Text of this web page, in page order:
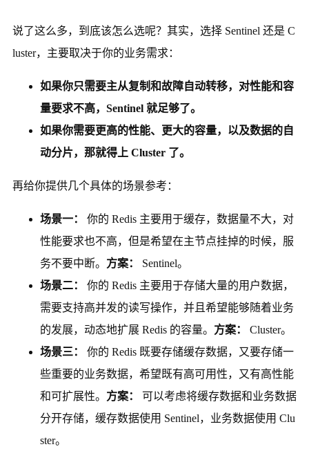
说了这么多，到底该怎么选呢？其实，选择 Sentinel 还是 C
luster，主要取决于你的业务需求：
如果你只需要主从复制和故障自动转移，对性能和容
量要求不高，Sentinel 就足够了。
如果你需要更高的性能、更大的容量，以及数据的自
动分片，那就得上 Cluster 了。
再给你提供几个具体的场景参考：
场景一：
你的 Redis 主要用于缓存，数据量不大，对
性能要求也不高，但是希望在主节点挂掉的时候，服
务不要中断。 方案：
Sentinel。
场景二：
你的 Redis 主要用于存储大量的用户数据，
需要支持高并发的读写操作，并且希望能够随着业务
的发展，动态地扩展 Redis 的容量。 方案：
Cluster。
场景三：
你的 Redis 既要存储缓存数据，又要存储一
些重要的业务数据，希望既有高可用性，又有高性能
和可扩展性。 方案：
可以考虑将缓存数据和业务数据
分开存储，缓存数据使用 Sentinel，业务数据使用 Clu
ster。